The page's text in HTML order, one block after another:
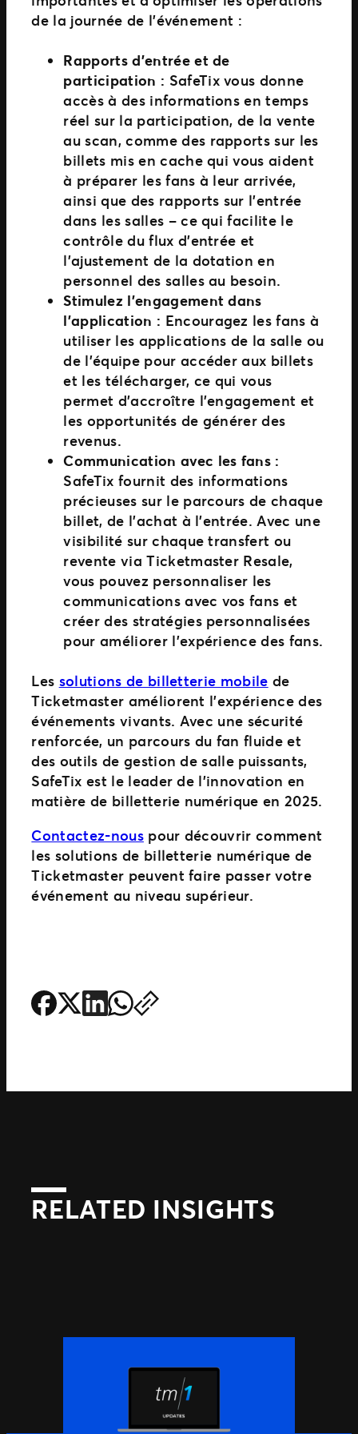
de la journée de l’événement :
Rapports d’entrée et de
participation : SafeTix vous donne
accès à des informations en temps
réel sur la participation, de la vente
au scan, comme des rapports sur les
billets mis en cache qui vous aident
à préparer les fans à leur arrivée,
ainsi que des rapports sur l’entrée
dans les salles – ce qui facilite le
contrôle du flux d’entrée et
l’ajustement de la dotation en
personnel des salles au besoin.
Stimulez l’engagement dans
l’application : Encouragez les fans à
utiliser les applications de la salle ou
de l’équipe pour accéder aux billets
et les télécharger, ce qui vous
permet d’accroître l’engagement et
les opportunités de générer des
revenus.
Communication avec les fans :
SafeTix fournit des informations
précieuses sur le parcours de chaque
billet, de l’achat à l’entrée. Avec une
visibilité sur chaque transfert ou
revente via Ticketmaster Resale,
vous pouvez personnaliser les
communications avec vos fans et
créer des stratégies personnalisées
pour améliorer l’expérience des fans.
Les solutions de billetterie mobile de
Ticketmaster améliorent l’expérience des
événements vivants. Avec une sécurité
renforcée, un parcours du fan fluide et
des outils de gestion de salle puissants,
SafeTix est le leader de l’innovation en
matière de billetterie numérique en 2025.
Contactez-nouspour découvrir comment
les solutions de billetterie numérique de
Ticketmaster peuvent faire passer votre
événement au niveau supérieur.
RELATED INSIGHTS